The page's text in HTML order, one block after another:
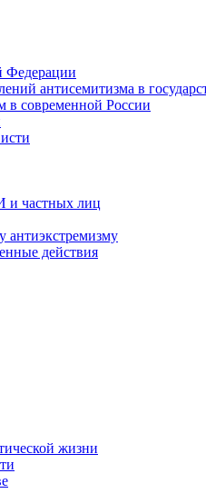
Федерации
антисемитизма в
в современной России
и частных лиц
антиэкстремизму
действия
жизни